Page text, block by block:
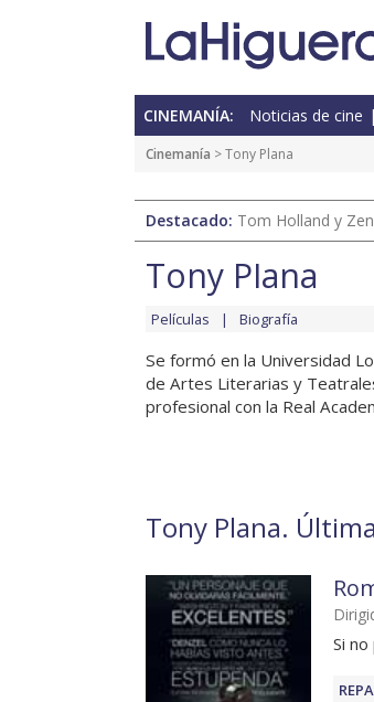
CINEMANÍA: Noticias de cine
Cinemanía > Tony Plana
Destacado: Tom Holland y
Tony Plana
Películas Biografía
Se formó en la Universidad
de Artes Literarias y
profesional con la Real
Tony Plana.
Si